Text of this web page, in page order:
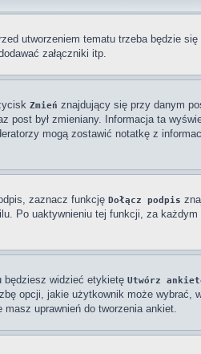
utworzeniem tematu trzeba będzie
załączniki itp.
Zmień znajdujący się przy danym
był zmieniany. Informacja ta
mogą zostawić notatkę z
zaznacz funkcję Dołącz podpis
Po uaktywnieniu tej funkcji, za
będziesz widzieć etykietę Utwórz
opcji, jakie użytkownik może wybrać,
uprawnień do tworzenia ankiet.